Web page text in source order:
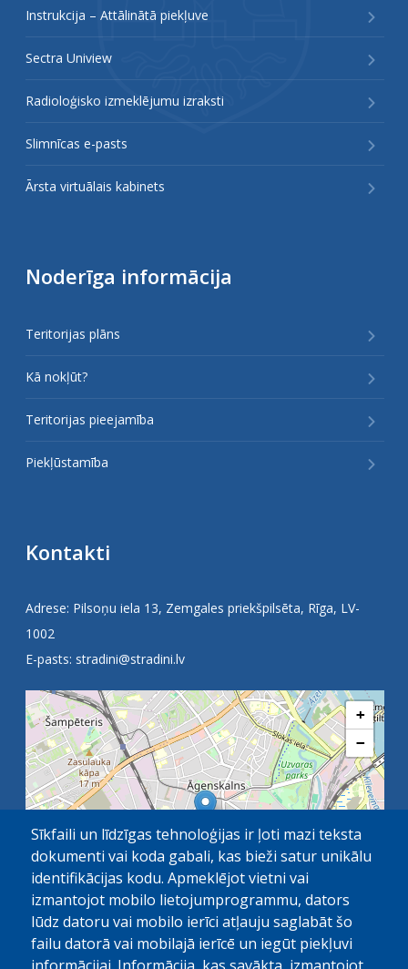
Instrukcija – Attālinātā piekļuve
Sectra Uniview
Radioloģisko izmeklējumu izraksti
Slimnīcas e-pasts
Ārsta virtuālais kabinets
Noderīga informācija
Teritorijas plāns
Kā nokļūt?
Teritorijas pieejamība
Piekļūstamība
Kontakti
Adrese: Pilsoņu iela 13, Zemgales priekšpilsēta, Rīga, LV-
1002
E-pasts: stradini@stradini.lv
+
−
1 km OpenStreetMap contributors
Sīkfaili un līdzīgas tehnoloģijas ir ļoti mazi teksta
dokumenti vai koda gabali, kas bieži satur unikālu
identifikācijas kodu. Apmeklējot vietni vai
izmantojot mobilo lietojumprogrammu, dators
lūdz datoru vai mobilo ierīci atļauju saglabāt šo
failu datorā vai mobilajā ierīcē un iegūt piekļuvi